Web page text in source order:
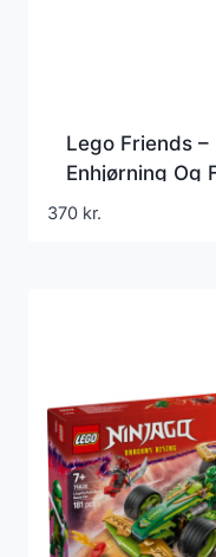
Lego Friends
Enhjørning Og
370 kr.